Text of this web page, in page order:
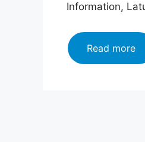
Information,
Read more